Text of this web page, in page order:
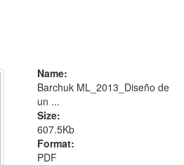
Name:
Barchuk ML_2013_Diseño de
un ...
Size:
607.5Kb
Format:
PDF